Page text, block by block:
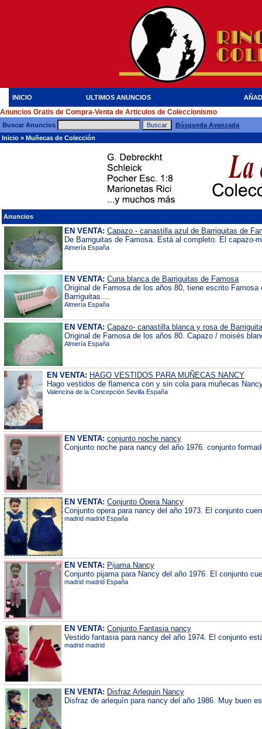
INICIO ULTIMOS ANUNCIOS
Anuncios Gratis de Compra-Venta de Articulos de Coleccionismo
Buscar Anuncios
Búsqueda Avanzada
Inicio » Muñecas de Colección
Anuncios
EN VENTA: Capazo - canastilla azul de Barriguitas de
De Barriguitas de Famosa. Está al completo. El capazo-
Almería España
EN VENTA: Cuna blanca de Barriguitas de Famosa
Original de Famosa de los años 80, tiene escrito
Barriguitas....
Almería España
EN VENTA: Capazo- canastilla blanca y rosa de
Original de Famosa de los años 80. Capazo / moisés
Almería España
EN VENTA: HAGO VESTIDOS PARA MUÑECAS NANCY
Hago vestidos de flamenca con y sin cola para muñecas
Valencina de la Concepción Sevilla España
EN VENTA: conjunto noche nancy
Conjunto noche para nancy del año 1976. conjunto
EN VENTA: Conjunto Opera Nancy
Conjunto opera para nancy del año 1973. El conjunto
madrid madrid España
EN VENTA: Pijama Nancy
Conjunto pijama para Nancy del año 1976. El conjunto
madrid madrid España
EN VENTA: Conjunto Fantasia nancy
Vestido fantasia para nancy del año 1974. El conjunto
madrid madrid
EN VENTA: Disfraz Arlequin Nancy
Disfraz de arlequín para nancy del año 1986. Muy buen